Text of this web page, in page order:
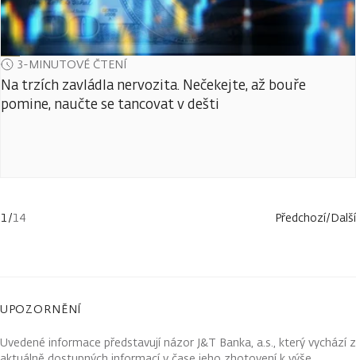
3-MINUTOVÉ ČTENÍ
Na trzích zavládla nervozita. Nečekejte, až bouře
pomine, naučte se tancovat v dešti
1/14 Předchozí/Další
UPOZORNĚNÍ
Uvedené informace představují názor J&T Banka, a.s., který vychází z